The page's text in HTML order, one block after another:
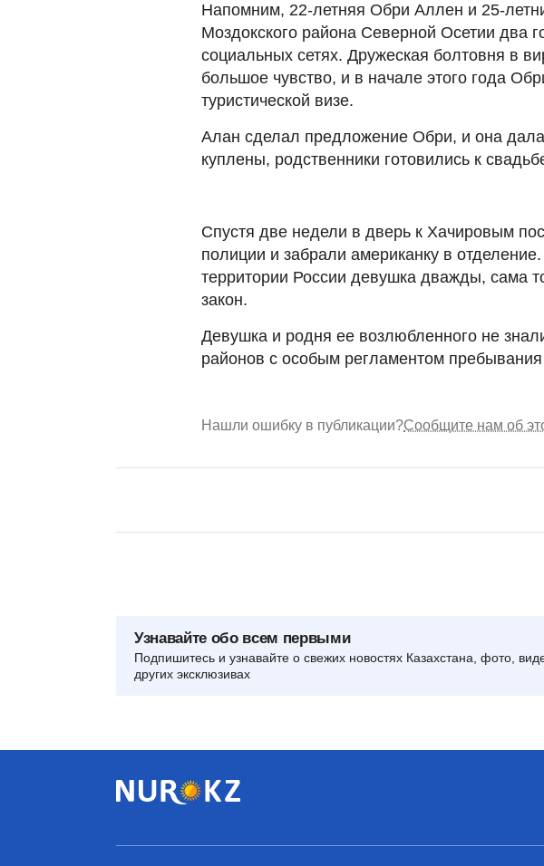
Напомним, 22-летняя Обри Аллен и 25-
Моздокского района Северной Осетии два
социальных сетях. Дружеская болтовня в
большое чувство, и в начале этого года
туристической визе.
Алан сделал предложение Обри, и она
куплены, родственники готовились к
Спустя две недели в дверь к Хачировым
полиции и забрали американку в
территории России девушка дважды, сама
закон.
Девушка и родня ее возлюбленного не
районов с особым регламентом
Нашли ошибку в публикации?Сообщите нам об
Узнавайте обо всем первыми
Подпишитесь и узнавайте о свежих новостях Казахстана, фото,
других эксклюзивах